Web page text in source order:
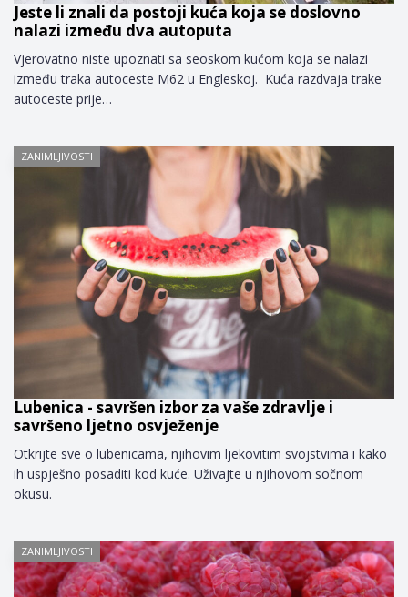
Jeste li znali da postoji kuća koja se doslovno
nalazi između dva autoputa
Vjerovatno niste upoznati sa seoskom kućom koja se nalazi
između traka autoceste M62 u Engleskoj. Kuća razdvaja trake
autoceste prije…
ZANIMLJIVOSTI
Lubenica - savršen izbor za vaše zdravlje i
savršeno ljetno osvježenje
Otkrijte sve o lubenicama, njihovim ljekovitim svojstvima i kako
ih uspješno posaditi kod kuće. Uživajte u njihovom sočnom
okusu.
ZANIMLJIVOSTI